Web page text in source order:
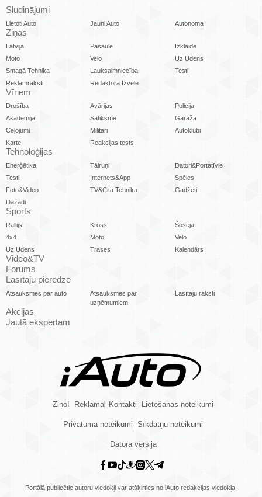
Sludinājumi
Lietoti Auto Jauni Auto Autonoma
Ziņas
Latvijā Pasaulē
Izklaide
Moto
Velo
Uz Ūdens
Smagā Tehnika
Lauksaimniecība
Testi
Reklāmraksti
Redaktora Izvēle
Vīriem
Drošība Avārijas
Policija
Akadēmija
Satiksme
Garāžā
Ceļojumi
Militāri
Autoklubi
Karte
Reakcijas tests
Tehnoloģijas
Enerģētika Tālruņi
Datori&Portatīvie
Testi
Internets&App
Spēles
Foto&Video
TV&Cita Tehnika
Gadžeti
Dažādi
Sports
Rallijs Kross
Šoseja
4x4
Moto
Velo
Uz Ūdens
Trases Kalendārs
Video&TV
Forums
Lasītāju pieredze
Atsauksmes par auto
Atsauksmes par
uzņēmumiem
Lasītāju raksti
Akcijas
Jautā ekspertam
Ziņo! Reklāma Kontakti Lietošanas noteikumi
Privātuma noteikumi Sīkdatņu noteikumi
Datora versija
Portālā publicētie autoru viedokļi var atšķirties no iAuto redakcijas viedokļa.